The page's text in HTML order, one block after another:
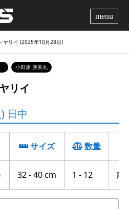
ヤリイ (2025年10月28日)
小田原 勝美丸
リイ
日中
サイズ 数量
32 - 40 cm 1 - 12 南